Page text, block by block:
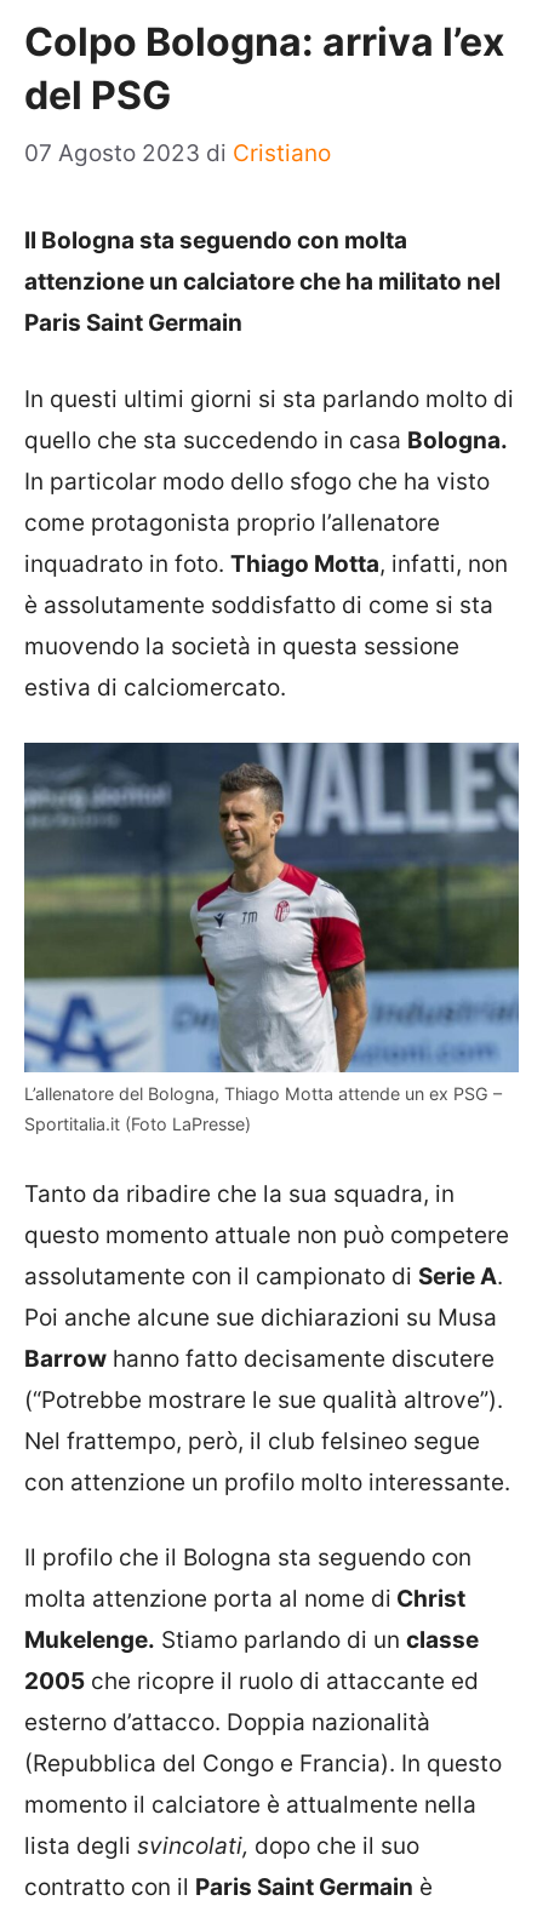
Colpo Bologna: arriva l’ex
del PSG
07 Agosto 2023 di Cristiano
Il Bologna sta seguendo con molta
attenzione un calciatore che ha militato nel
Paris Saint Germain
In questi ultimi giorni si sta parlando molto di
quello che sta succedendo in casa Bologna.
In particolar modo dello sfogo che ha visto
come protagonista proprio l’allenatore
inquadrato in foto. Thiago Motta, infatti, non
è assolutamente soddisfatto di come si sta
muovendo la società in questa sessione
estiva di calciomercato.
L’allenatore del Bologna, Thiago Motta attende un ex PSG –
Sportitalia.it (Foto LaPresse)
Tanto da ribadire che la sua squadra, in
questo momento attuale non può competere
assolutamente con il campionato di Serie A.
Poi anche alcune sue dichiarazioni su Musa
Barrow hanno fatto decisamente discutere
(“Potrebbe mostrare le sue qualità altrove”).
Nel frattempo, però, il club felsineo segue
con attenzione un profilo molto interessante.
Il profilo che il Bologna sta seguendo con
molta attenzione porta al nome di Christ
Mukelenge. Stiamo parlando di un classe
2005 che ricopre il ruolo di attaccante ed
esterno d’attacco. Doppia nazionalità
(Repubblica del Congo e Francia). In questo
momento il calciatore è attualmente nella
lista degli svincolati, dopo che il suo
contratto con il Paris Saint Germain è